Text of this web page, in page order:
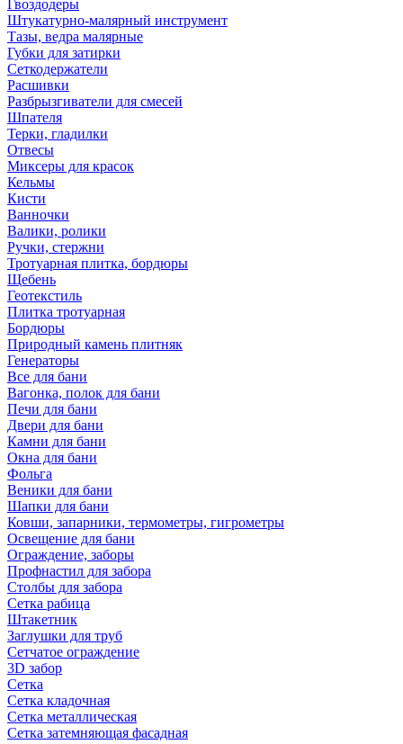
Гвоздодеры
Штукатурно-малярный инструмент
Тазы, ведра малярные
Губки для затирки
Сеткодержатели
Расшивки
Разбрызгиватели для смесей
Шпателя
Терки, гладилки
Отвесы
Миксеры для красок
Кельмы
Кисти
Ванночки
Валики, ролики
Ручки, стержни
Тротуарная плитка, бордюры
Щебень
Геотекстиль
Плитка тротуарная
Бордюры
Природный камень плитняк
Генераторы
Все для бани
Вагонка, полок для бани
Печи для бани
Двери для бани
Камни для бани
Окна для бани
Фольга
Веники для бани
Шапки для бани
Ковши, запарники, термометры, гигрометры
Освещение для бани
Ограждение, заборы
Профнастил для забора
Столбы для забора
Сетка рабица
Штакетник
Заглушки для труб
Сетчатое ограждение
3D забор
Сетка
Сетка кладочная
Сетка металлическая
Сетка затемняющая фасадная